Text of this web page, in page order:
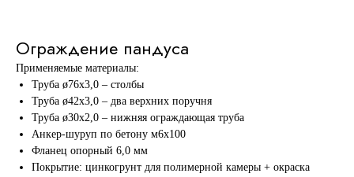
Ограждение пандуса
Применяемые материалы:
Труба ø76х3,0 – столбы
Труба ø42х3,0 – два верхних поручня
Труба ø30х2,0 – нижняя ограждающая труба
Анкер-шуруп по бетону м6х100
Фланец опорный 6,0 мм
Покрытие: цинкогрунт для полимерной камеры + окраска